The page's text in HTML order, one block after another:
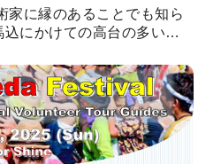
家に縁のあることでも知ら
込にかけての高台の多い…